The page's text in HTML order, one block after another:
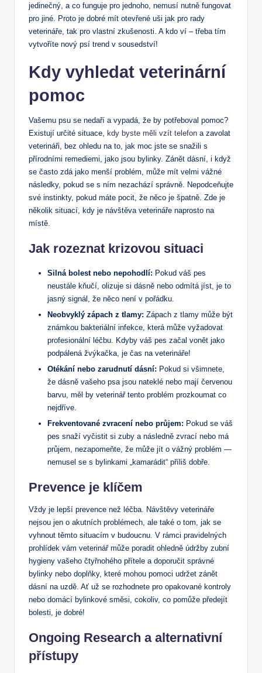
jedinečný, a co funguje pro jednoho, nemusí nutně fungovat
pro jiné. Proto je dobré mít otevřené uši jak pro rady
veterináře, tak pro vlastní zkušenosti. A kdo ví – třeba tím
vytvoříte nový psí trend v sousedství!
Kdy vyhledat veterinární
pomoc
Vašemu psu se nedaří a vypadá, že by potřeboval pomoc?
Existují určité situace, kdy byste měli vzít telefon a zavolat
veterináři, bez ohledu na to, jak moc jste se snažili s
přírodními remediemi, jako jsou bylinky. Zánět dásní, i když
se často zdá jako menší problém, může mít velmi vážné
následky, pokud se s ním nezachází správně. Nepodceňujte
své instinkty, pokud máte pocit, že něco je špatně. Zde je
několik situací, kdy je návštěva veterináře naprosto na
místě.
Jak rozeznat krizovou situaci
Silná bolest nebo nepohodlí: Pokud váš pes
neustále kňučí, olizuje si dásně nebo odmítá jíst, je to
jasný signál, že něco není v pořádku.
Neobvyklý zápach z tlamy: Zápach z tlamy může být
známkou bakteriální infekce, která může vyžadovat
profesionální léčbu. Kdyby váš pes začal vonět jako
podpálená žvýkačka, je čas na veterináře!
Otékání nebo zarudnutí dásní: Pokud si všimnete,
že dásně vašeho psa jsou nateklé nebo mají červenou
barvu, měl by veterinář tento problém prozkoumat co
nejdříve.
Frekventované zvracení nebo průjem: Pokud se váš
pes snaží vyčistit si zuby a následně zvrací nebo má
průjem, nezapomeňte, že může jít o vážný problém —
nemusel se s bylinkami „kamarádit“ příliš dobře.
Prevence je klíčem
Vždy je lepší prevence než léčba. Návštěvy veterináře
nejsou jen o akutních problémech, ale také o tom, jak se
vyhnout těmto situacím v budoucnu. V rámci pravidelných
prohlídek vám veterinář může poradit ohledně údržby zubní
hygieny vašeho čtyřnohého přítele a doporučit správné
bylinky nebo doplňky, které mohou pomoci udržet zánět
dásní na uzdě. Ať už se rozhodnete pro opakované kontroly
nebo domácí bylinkové směsi, cokoliv, co pomůže předejít
bolesti, je dobré!
Ongoing Research a alternativní
přístupy